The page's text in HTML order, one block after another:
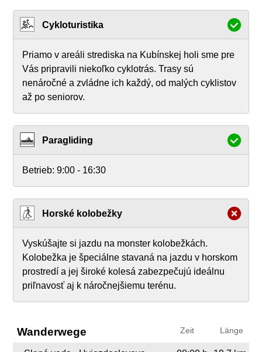
Cykloturistika
Priamo v areáli strediska na Kubínskej holi sme pre
Vás pripravili niekoľko cyklotrás. Trasy sú
nenáročné a zvládne ich každý, od malých cyklistov
až po seniorov.
Paragliding
Betrieb: 9:00 - 16:30
Horské kolobežky
Vyskúšajte si jazdu na monster kolobežkách.
Kolobežka je špeciálne stavaná na jazdu v horskom
prostredí a jej široké kolesá zabezpečujú ideálnu
priľnavosť aj k náročnejšiemu terénu.
Wanderwege Zeit Länge